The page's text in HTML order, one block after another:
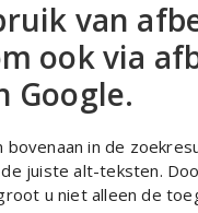
van
ook via
Google.
bovenaan in de
juiste alt-teksten.
u niet alleen de